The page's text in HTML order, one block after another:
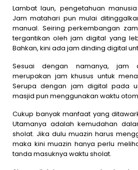
Lambat laun, pengetahuan
Jam matahari pun mulai
manual. Seiring perkembangan
tergantikan oleh jam digital yang
Bahkan, kini ada jam dinding digital
Sesuai dengan namanya, jam
merupakan jam khusus untuk
Serupa dengan jam digital pada
masjid pun menggunakan waktu
Cukup banyak manfaat yang
Utamanya adalah kemudahan
sholat. Jika dulu muazin harus
maka kini muazin hanya perlu
tanda masuknya waktu sholat.